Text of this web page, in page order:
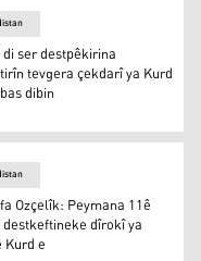
tevgera çekdarî ya
ser destpêkirina
tevgera çekdarî ya Kurd
dibin
Ozçelîk: Peymana 11ê
dîrokî ya
e